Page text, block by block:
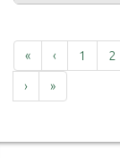
Prima
« Precedente
‹ 1 2
Successiva
› Ultima
»